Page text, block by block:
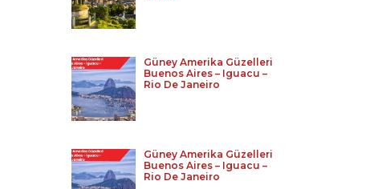
Güney Amerika Güzelleri
Buenos Aires – Iguacu –
Rio De Janeiro
Güney Amerika Güzelleri
Buenos Aires – Iguacu –
Rio De Janeiro